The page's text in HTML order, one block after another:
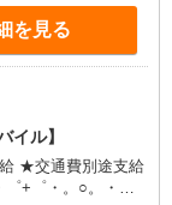
・。○。・゜
を見る
イル】
★交通費別途支給